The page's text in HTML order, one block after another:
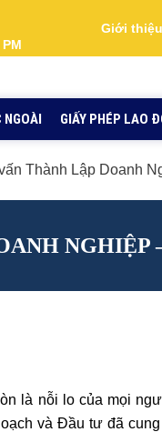
Giới thiệu
NGOÀI GIẤY PHÉP LAO
Thành Lập Doanh
là nỗi lo của mọi
và Đầu tư đã